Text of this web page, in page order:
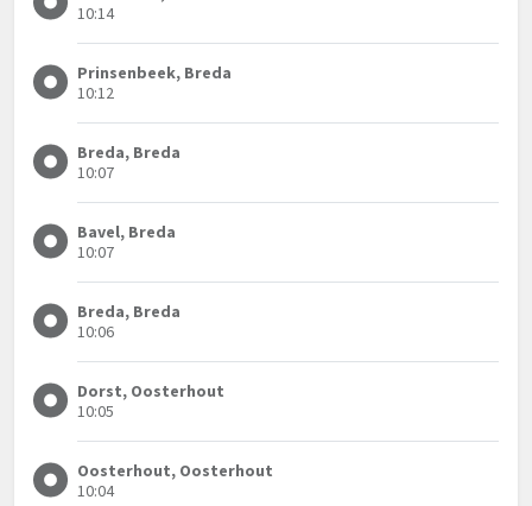
10:14
Prinsenbeek, Breda
10:12
Breda, Breda
10:07
Bavel, Breda
10:07
Breda, Breda
10:06
Dorst, Oosterhout
10:05
Oosterhout, Oosterhout
10:04